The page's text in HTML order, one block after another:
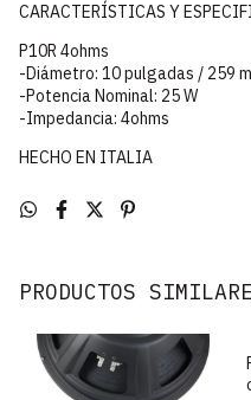
CARACTERÍSTICAS Y
P10R 4ohms
-Diámetro: 10 pulgadas / 259
-Potencia Nominal: 25 W
-Impedancia: 4ohms
HECHO EN ITALIA
PRODUCTOS